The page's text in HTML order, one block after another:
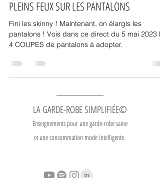
PLEINS FEUX SUR LES PANTALONS
Fini les skinny ! Maintenant, on élargis les
pantalons ! Vois dans ce direct du 5 mai 2023 les
4 COUPES de pantalons à adopter.
LA GARDE-ROBE SIMPLIFIÉE©
Enseignements pour une garde-robe saine
et une consommation mode intelligente.